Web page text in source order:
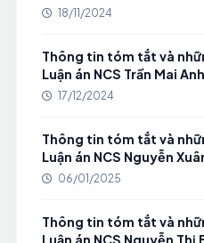
18/11/2024
Thông tin tóm tắt và
Luận án NCS Trần Mai Anh
17/12/2024
Thông tin tóm tắt và
Luận án NCS Nguyễn
06/01/2025
Thông tin tóm tắt và
Luận án NCS Nguyễn Thị